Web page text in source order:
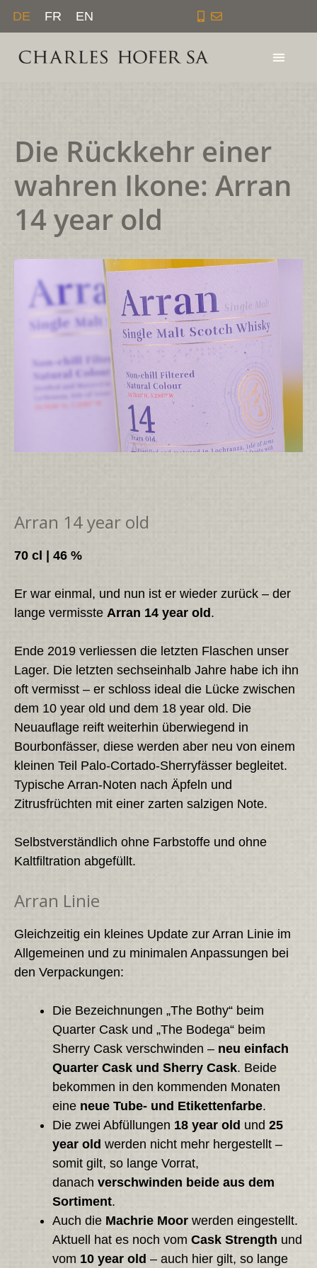
Zum
springen
DE FR EN
Die Rückkehr einer
wahren Ikone: Arran
14 year old
Arran 14 year old
70 cl | 46 %
Er war einmal, und nun ist er wieder zurück – der
lange vermisste Arran 14 year old.
Ende 2019 verliessen die letzten Flaschen unser
Lager. Die letzten sechseinhalb Jahre habe ich ihn
oft vermisst – er schloss ideal die Lücke zwischen
dem 10 year old und dem 18 year old. Die
Neuauflage reift weiterhin überwiegend in
Bourbonfässer, diese werden aber neu von einem
kleinen Teil Palo-Cortado-Sherryfässer begleitet.
Typische Arran-Noten nach Äpfeln und
Zitrusfrüchten mit einer zarten salzigen Note.
Selbstverständlich ohne Farbstoffe und ohne
Kaltfiltration abgefüllt.
Arran Linie
Gleichzeitig ein kleines Update zur Arran Linie im
Allgemeinen und zu minimalen Anpassungen bei
den Verpackungen:
Die Bezeichnungen „The Bothy“ beim
Quarter Cask und „The Bodega“ beim
Sherry Cask verschwinden – neu einfach
Quarter Cask und Sherry Cask. Beide
bekommen in den kommenden Monaten
eine neue Tube- und Etikettenfarbe.
Die zwei Abfüllungen 18 year old und 25
year old werden nicht mehr hergestellt –
somit gilt, so lange Vorrat,
danach verschwinden beide aus dem
Sortiment.
Auch die Machrie Moorwerden eingestellt.
Aktuell hat es noch vom Cask Strength und
vom 10 year old – auch hier gilt, so lange